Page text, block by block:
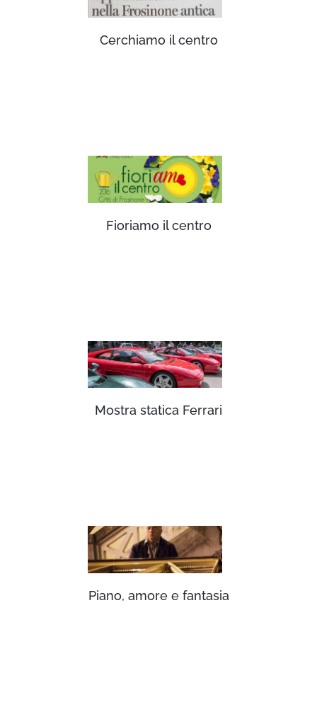
Cerchiamo il centro
Fioriamo il centro
Mostra statica Ferrari
Piano, amore e fantasia